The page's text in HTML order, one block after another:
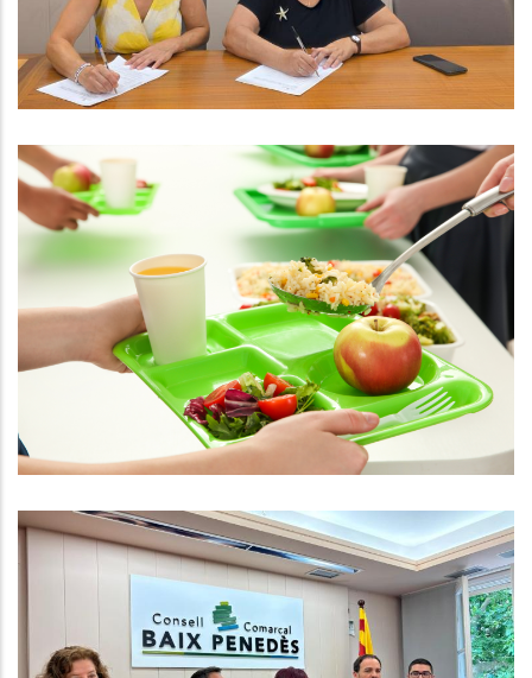
S. socials
El Consell Comarcal Del Baix
Penedès Gestionarà Dos Nous
Menjadors Escolars El Curs 2025-
2026
Educació
El Consell Comarcal Impulsa Un
Projecte Pioner Per Reduir El
Malbaratament Alimentari Als
Menjadors Escolars Del Baix
Penedès